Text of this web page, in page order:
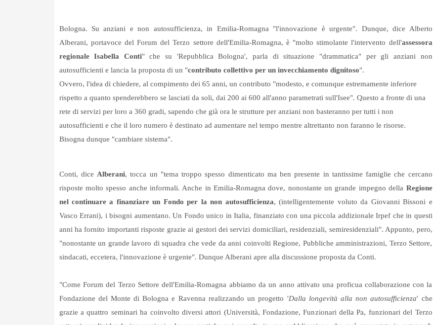
Bologna. Su anziani e non autosufficienza, in Emilia-Romagna "l'innovazione è urgente". Dunque, dice Alberto
Alberani, portavoce del Forum del Terzo settore dell'Emilia-Romagna, è "molto stimolante l'intervento dell'assessora
regionale Isabella Conti" che su 'Repubblica Bologna', parla di situazione "drammatica" per gli anziani non
autosufficienti e lancia la proposta di un "contributo collettivo per un invecchiamento dignitoso".
Ovvero, l'idea di chiedere, al compimento dei 65 anni, un contributo "modesto, e comunque estremamente inferiore
rispetto a quanto spenderebbero se lasciati da soli, dai 200 ai 600 all'anno parametrati sull'Isee". Questo a fronte di una
rete di servizi per loro a 360 gradi, sapendo che già ora le strutture per anziani non basteranno per tutti i non
autosufficienti e che il loro numero è destinato ad aumentare nel tempo mentre altrettanto non faranno le risorse.
Bisogna dunque "cambiare sistema".
Conti, dice Alberani, tocca un "tema troppo spesso dimenticato ma ben presente in tantissime famiglie che cercano
risposte molto spesso anche informali. Anche in Emilia-Romagna dove, nonostante un grande impegno della Regione
nel continuare a finanziare un Fondo per la non autosufficienza, (intelligentemente voluto da Giovanni Bissoni e
Vasco Errani), i bisogni aumentano. Un Fondo unico in Italia, finanziato con una piccola addizionale Irpef che in questi
anni ha fornito importanti risposte grazie ai gestori dei servizi domiciliari, residenziali, semiresidenziali". Appunto, pero,
"nonostante un grande lavoro di squadra che vede da anni coinvolti Regione, Pubbliche amministrazioni, Terzo Settore,
sindacati, eccetera, l'innovazione è urgente". Dunque Alberani apre alla discussione proposta da Conti.
"Come Forum del Terzo Settore dell'Emilia-Romagna abbiamo da un anno attivato una proficua collaborazione con la
Fondazione del Monte di Bologna e Ravenna realizzando un progetto 'Dalla longevità alla non autosufficienza' che
grazie a quattro seminari ha coinvolto diversi attori (Università, Fondazione, Funzionari della Pa, funzionari del Terzo